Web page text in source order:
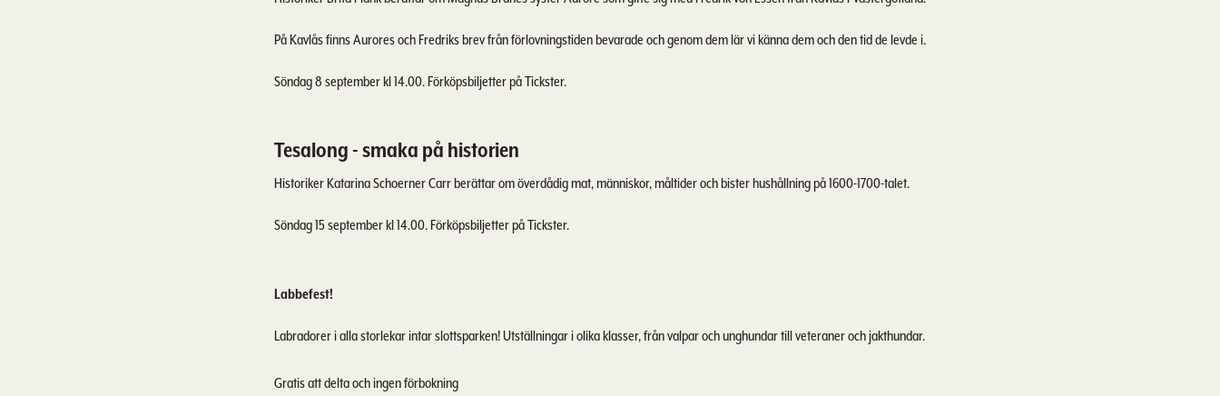
På Kavlås finns Aurores och Fredriks brev från förlovningstiden bevarade och genom dem lär vi känna dem och den tid de levde i.
Söndag 8 september kl 14.00. Förköpsbiljetter på Tickster.
Tesalong - smaka på historien
Historiker Katarina Schoerner Carr berättar om överdådig mat, människor, måltider och bister hushållning på 1600-1700-talet.
Söndag 15 september kl 14.00. Förköpsbiljetter på Tickster.
Labbefest!
Labradorer i alla storlekar intar slottsparken! Utställningar i olika klasser, från valpar och unghundar till veteraner och jakthundar.
Gratis att delta och ingen förbokning